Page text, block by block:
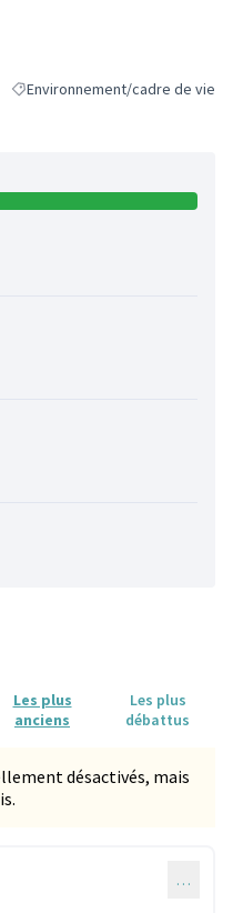
Filtrer les résultats de la
Environnement/cadre de vie
Les plus
anciens
Les plus
débattus
désactivés, mais
…